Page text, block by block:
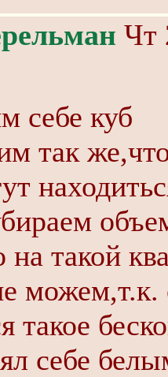
Чт
себе куб
так
на такой
такое
себе